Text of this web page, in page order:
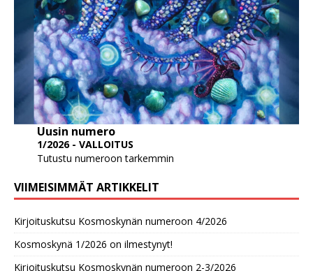
Uusin numero
1/2026 - VALLOITUS
Tutustu numeroon tarkemmin
VIIMEISIMMÄT ARTIKKELIT
Kirjoituskutsu Kosmoskynän numeroon 4/2026
Kosmoskynä 1/2026 on ilmestynyt!
Kirjoituskutsu Kosmoskynän numeroon 2-3/2026